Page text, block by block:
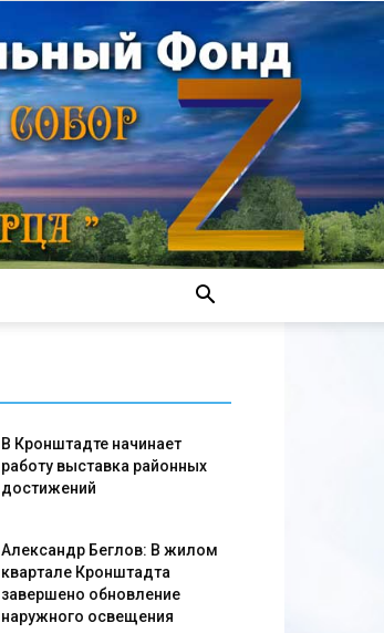
В Кронштадте начинает
работу выставка районных
достижений
Александр Беглов: В жилом
квартале Кронштадта
завершено обновление
наружного освещения